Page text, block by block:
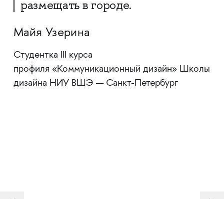
размещать в городе.
Майя Узерина
Студентка III курса
профиля «Коммуникационный дизайн» Школы
дизайна НИУ ВШЭ — Санкт-Петербург